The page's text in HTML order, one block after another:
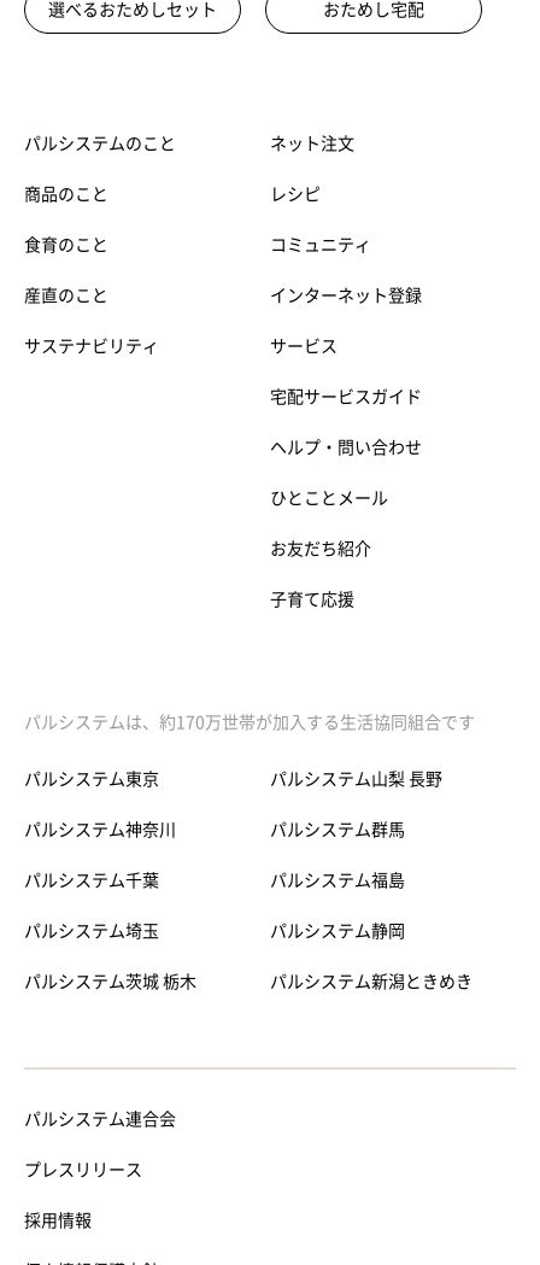
選べるおためしセット おためし宅配
パルシステムのこと
商品のこと
食育のこと
産直のこと
サステナビリティ
ネット注文
レシピ
コミュニティ
インターネット登録
サービス
宅配サービスガイド
ヘルプ・問い合わせ
ひとことメール
お友だち紹介
子育て応援
パルシステムは、約170万世帯が加入する生活協同組合です
パルシステム東京
パルシステム神奈川
パルシステム千葉
パルシステム埼玉
パルシステム茨城 栃木
パルシステム山梨 長野
パルシステム群馬
パルシステム福島
パルシステム静岡
パルシステム新潟ときめき
パルシステム連合会
プレスリリース
採用情報